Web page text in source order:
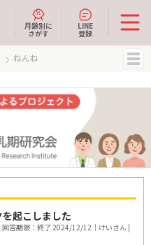
月齢別に
さがす
LINE
登録
ねんね
起こしました
回答期限：終了 2024/12/12｜けいさん |